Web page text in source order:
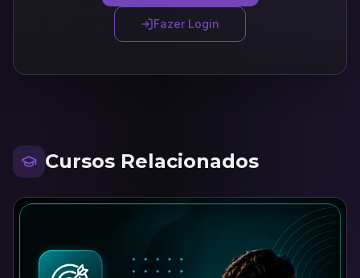
Fazer Login
Cursos Relacionados